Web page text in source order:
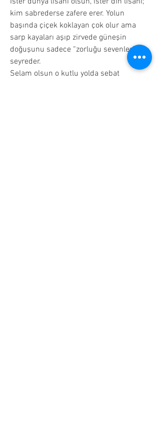
kim sabrederse zafere erer. Yolun
başında çiçek koklayan çok olur ama
sarp kayaları aşıp zirvede güneşin
doğuşunu sadece “zorluğu sevenler”
seyreder.
Selam olsun o kutlu yolda sebat